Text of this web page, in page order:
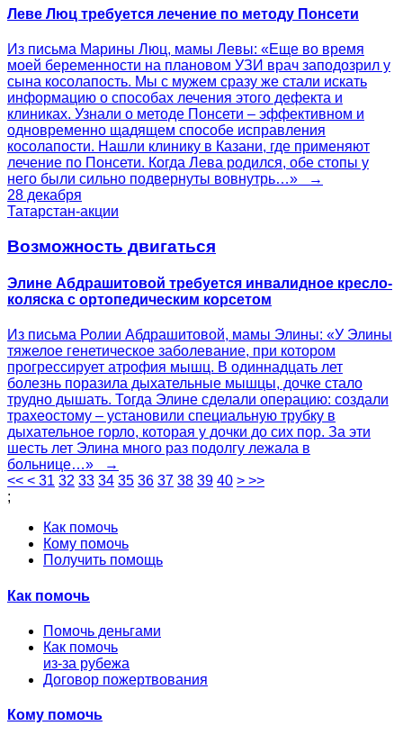
Леве Люц требуется лечение по методу Понсети
Из письма Марины Люц, мамы Левы: «Еще во время
моей беременности на плановом УЗИ врач заподозрил у
сына косолапость. Мы с мужем сразу же стали искать
информацию о способах лечения этого дефекта и
клиниках. Узнали о методе Понсети – эффективном и
одновременно щадящем способе исправления
косолапости. Нашли клинику в Казани, где применяют
лечение по Понсети. Когда Лева родился, обе стопы у
него были сильно подвернуты вовнутрь…» →
28 декабря
Татарстан-акции
Возможность двигаться
Элине Абдрашитовой требуется инвалидное кресло-
коляска с ортопедическим корсетом
Из письма Ролии Абдрашитовой, мамы Элины: «У Элины
тяжелое генетическое заболевание, при котором
прогрессирует атрофия мышц. В одиннадцать лет
болезнь поразила дыхательные мышцы, дочке стало
трудно дышать. Тогда Элине сделали операцию: создали
трахеостому – установили специальную трубку в
дыхательное горло, которая у дочки до сих пор. За эти
шесть лет Элина много раз подолгу лежала в
больнице…» →
<< < 31 32 33 34 35 36 37 38 39 40 > >>
;
Как помочь
Кому помочь
Получить помощь
Как помочь
Помочь деньгами
Как помочь
из-за рубежа
Договор пожертвования
Кому помочь